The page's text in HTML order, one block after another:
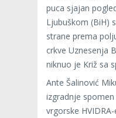
puca sjajan
Ljubuškom (BiH)
strane prema
crkve Uznesenja
niknuo je Križ sa
Ante Šalinović
izgradnje
vrgorske